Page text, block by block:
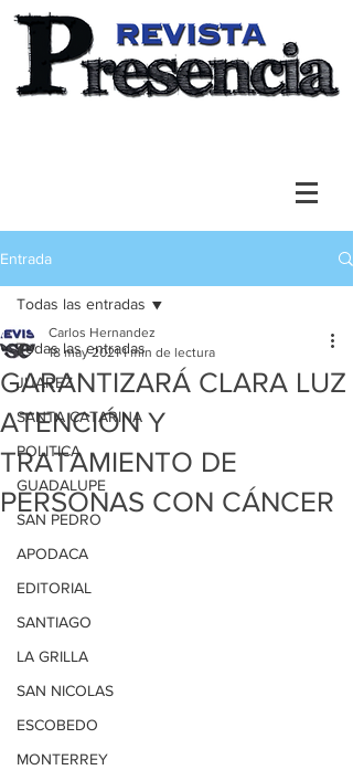
Entrada
Todas las entradas
JUAREZ
SANTA CATARINA
POLITICA
GUADALUPE
SAN PEDRO
APODACA
EDITORIAL
SANTIAGO
LA GRILLA
SAN NICOLAS
ESCOBEDO
MONTERREY
Todas las entradas
GARANTIZARÁ CLARA LUZ
ATENCIÓN Y
TRATAMIENTO DE
PERSONAS CON CÁNCER
Carlos Hernandez
18 may 2021 1 min de lectura